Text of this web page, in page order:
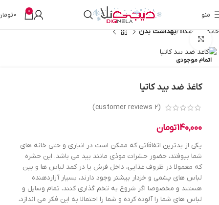
منو 0
0
خانه فروشگاه بهداشت بدن
اتمام موجودی
کاغذ ضد بید کاتیا
(
2
140,000تومان
یکی از بدترین اتفاقاتی که ممکن است در انباری و حتی خانه های
شما بیوفتد، حضور حشرات موذی مانند بید می باشد. این حشره
که معمولا در ظروف غذایی، داخل فرش یا در کمد لباس ها و بین
لباس های پشمی و خزدار بیشتر وجود دارند، بسیار آزاردهنده
هستند و مخصوصا اگر شروع به تخم گذاری کنند، تمام وسایل و
لباس های شما را آلوده کرده و شما را احتمالا به این فکر می اندازد،